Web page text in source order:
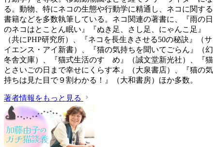
る。動物、特にネコの生態や行動学に精通し、ネコに関する
書籍などを多数執筆している。ネコ関連の著書に、『雨の日
のネコはとことん眠い』『ぬき足、さし足、にゃんこ足』
（共にPHP研究所）、『ネコを長生きさせる50の秘訣』（サ
イエンス・アイ新書）、『猫の気持ちを聞いてごらん』（幻
冬舎文庫）、『猫式生活のすゝめ』（誠文堂新光社）、『猫
とさいごの日まで幸せにくらす本』（大泉書店）、『猫の気
持ちは見た目で９割わかる！』（大和書房）ほか多数。
著者情報をもっと見る